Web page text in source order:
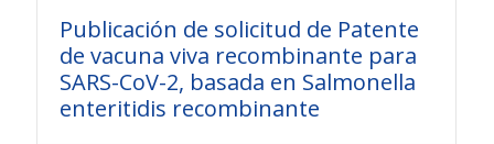
Publicación de solicitud de Patente
de vacuna viva recombinante para
SARS-CoV-2, basada en Salmonella
enteritidis recombinante